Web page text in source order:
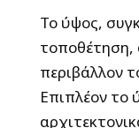
Το ύψος,
τοποθέτηση,
περιβάλλον
Επιπλέον το